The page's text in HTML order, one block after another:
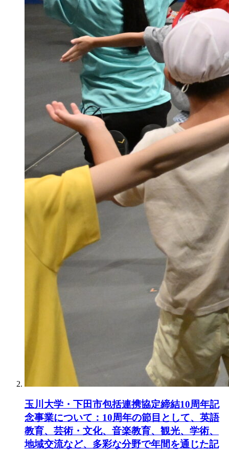
玉川大学・下田市包括連携協定締結10周年記
念事業について：10周年の節目として、英語
教育、芸術・文化、音楽教育、観光、学術、
地域交流など、多彩な分野で年間を通じた記